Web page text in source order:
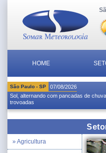
HOME
São Paulo - SP
07/08/2026
Sol, alternando com pancadas de
trovoadas
» Agricultura